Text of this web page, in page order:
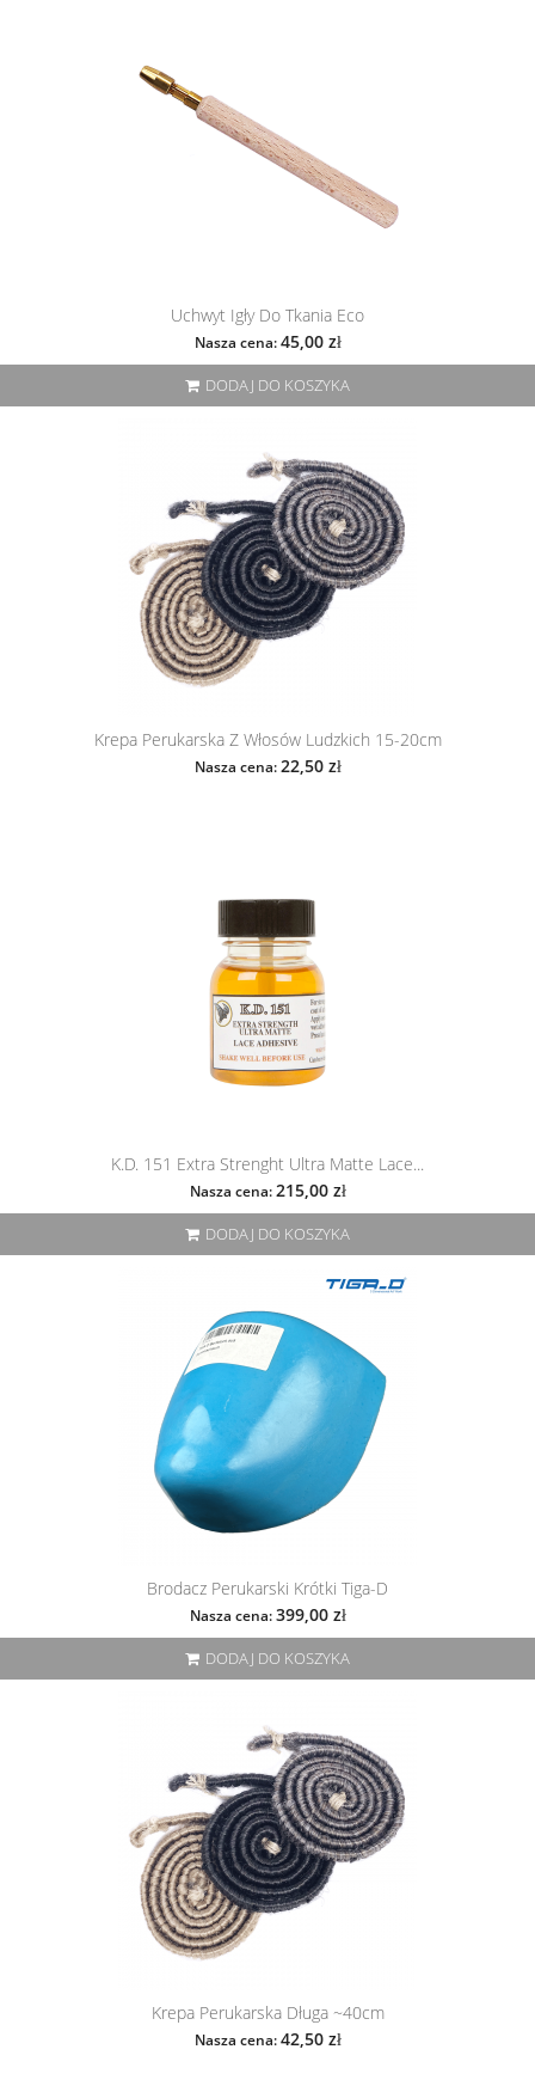
Uchwyt Igły Do Tkania Eco
Nasza cena: 45,00 zł
DODAJ DO KOSZYKA
Krepa Perukarska Z Włosów Ludzkich 15-20cm
Nasza cena: 22,50 zł
K.D. 151 Extra Strenght Ultra Matte Lace...
Nasza cena: 215,00 zł
DODAJ DO KOSZYKA
Brodacz Perukarski Krótki Tiga-D
Nasza cena: 399,00 zł
DODAJ DO KOSZYKA
Krepa Perukarska Długa ~40cm
Nasza cena: 42,50 zł